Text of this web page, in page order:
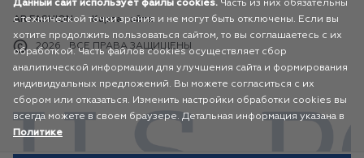
2026 ВСЕ ПРАВА ЗАЩИЩЕНЫ
AR FASHION Карта сайта
Данный сайт использует файлы cookies. Часть из них обязательны
с технической точки зрения и не могут быть отключены. Если вы
хотите продолжить пользоваться сайтом, то вы соглашаетесь с их
обработкой. Часть файлов cookies осуществляет сбор
аналитической информации для улучшения сайта и формирования
индивидуальных предложений. Вы можете согласиться с их
сбором или отказаться. Изменить настройки обработки cookies вы
всегда можете в своем браузере. Детальная информация указана в
Политике